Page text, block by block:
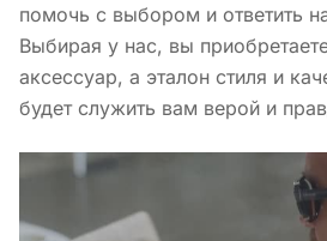
помочь с выбором и ответить
Выбирая у нас, вы
аксессуар, а эталон стиля и
будет служить вам верой и